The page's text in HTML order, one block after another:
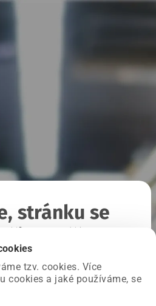
tzv. cookies. Více
cookies a jaké používáme, se
stránku se
straně a už ji opravujeme.
požadovanou stránku.